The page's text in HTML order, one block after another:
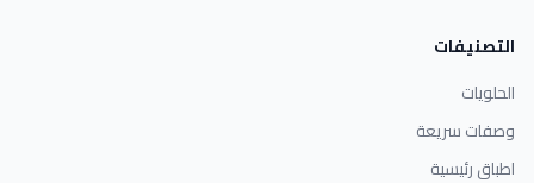
التصنيفات
الحلويات
وصفات سريعة
اطباق رئيسية